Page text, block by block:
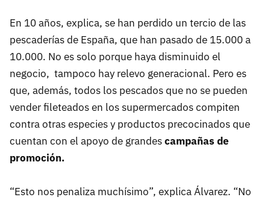
En 10 años, explica, se han perdido un tercio de las
pescaderías de España, que han pasado de 15.000 a
10.000. No es solo porque haya disminuido el
negocio, tampoco hay relevo generacional. Pero es
que, además, todos los pescados que no se pueden
vender fileteados en los supermercados compiten
contra otras especies y productos precocinados que
cuentan con el apoyo de grandescampañas de
promoción.
“Esto nos penaliza muchísimo”, explica Álvarez. “No